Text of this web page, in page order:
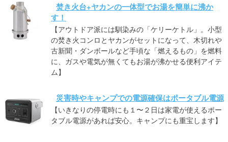
焚き火台+ヤカンの一体型でお湯を簡単に沸か
す！
【アウトドア派には馴染みの「ケリーケトル」。小型
の焚き火コンロとヤカンがセットになって、木切れや
古新聞・ダンボールなど手頃な「燃えるもの」を燃料
に、ガスや電気が無くてもお湯が沸かせる便利アイテ
ム】
災害時やキャンプでの電源確保はポータブル電源
【いきなりの停電時にも１〜２日は家電が使えるポー
タブル電源があれば安心。キャンプにも重宝します】